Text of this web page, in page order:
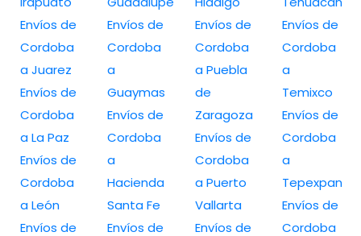
Envíos de
Cordoba
a Juarez
Envíos de
Cordoba
a La Paz
Envíos de
Cordoba
a León
Envíos de
Envíos de
Cordoba
a
Guaymas
Envíos de
Cordoba
a
Hacienda
Santa Fe
Envíos de
Envíos de
Cordoba
a Puebla
de
Zaragoza
Envíos de
Cordoba
a Puerto
Vallarta
Envíos de
Envíos de
Cordoba
a
Temixco
Envíos de
Cordoba
a
Tepexpan
Envíos de
Cordoba